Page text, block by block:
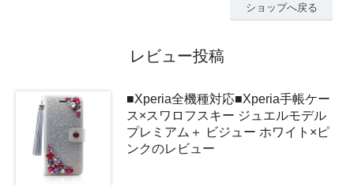
ショップへ戻る
レビュー投稿
■Xperia全機種対応■Xperia手帳ケー
ス×スワロフスキー ジュエルモデル
プレミアム＋ ビジュー ホワイト×ピ
ンクのレビュー